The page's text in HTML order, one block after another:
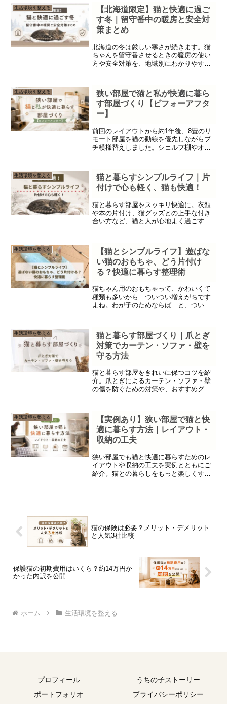
生活環境を整える
【北海道限定】猫と快適に過ご
す冬｜留守番中の暖房と安全対
策まとめ
北海道の冬は厳しい寒さが続きます。猫
ちゃんを留守番させるときの暖房の使い
方や安全対策を、地域別にわかりやすく
生活環境を整える
狭い部屋で猫と私が快適に暮ら
す部屋づくり【ビフォーアフタ
ー】
前回のレイアウトから約1年後、8畳のリ
モート部屋を猫の動線を優先しながらプ
チ模様替えしました。シェルフ棚やオッ
をご紹介します。
生活環境を整える
猫と暮らすシンプルライフ｜片
付けで心も軽く、猫も快適！
猫と暮らす部屋をスッキリ快適に。衣類
や本の片付け、猫グッズとの上手な付き
合い方など、猫と人が心地よく過ごすシ
生活環境を整える
【猫とシンプルライフ】遊ばな
い猫のおもちゃ、どう片付け
る？快適に暮らす整理術
猫ちゃん用のおもちゃって、かわいくて
種類も多いから…ついつい増えがちです
よね。わが子のためならば…と、ついつ
たのに、見向きもしないまま部屋の片す
みに追い込まれる…。そん...
生活環境を整える
猫と暮らす部屋づくり｜爪とぎ
対策でカーテン・ソファ・壁を
守る方法
猫と暮らす部屋をきれいに保つコツを紹
介。爪とぎによるカーテン・ソファ・壁
の傷を防ぐための対策や、おすすめグッ
生活環境を整える
【実例あり】狭い部屋で猫と快
適に暮らす方法｜レイアウト・
収納の工夫
狭い部屋でも猫と快適に暮らすためのレ
イアウトや収納の工夫を実例とともにご
紹介。猫との暮らしをもっと楽しくする
猫の保険は必要？メリット・デメリット
と人気3社比較
保護猫の初期費用はいくら？約14万円か
かった内訳を公開
ホーム 生活環境を整える
プロフィール
うちの子ストーリー
ポートフォリオ
プライバシーポリシー